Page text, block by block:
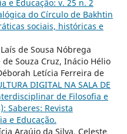
e Educação: v. 25 n. 2
do Círculo de Bakhtin
sociais, históricas e
de Sousa Nóbrega
Souza Cruz, Inácio Hélio
Letícia Ferreira de
DIGITAL NA SALA DE
de Filosofia e
Saberes: Revista
e Educação.
Araújo da Silva, Celeste